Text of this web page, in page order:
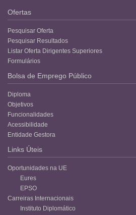
Ofertas
Pesquisar Oferta
Pesquisar Resultados
Listar Oferta Dirigentes Superiores
Formulários
Bolsa de Emprego Público
Diploma
Objetivos
Funcionalidades
Acessibilidade
Entidade Gestora
Links Úteis
Oportunidades na UE
Eures
EPSO
Carreiras Internacionais
Instituto Diplomático